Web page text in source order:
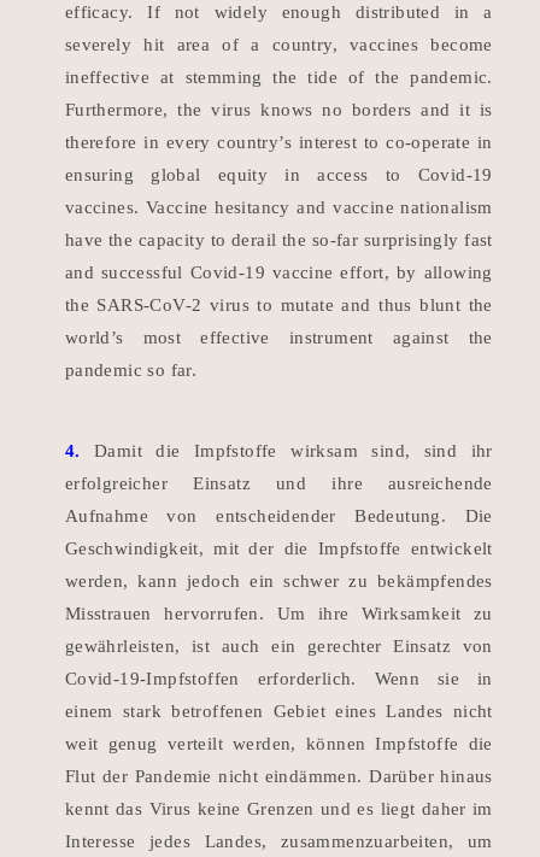
efficacy. If not widely enough distributed in a
severely hit area of a country, vaccines become
ineffective at stemming the tide of the pandemic.
Furthermore, the virus knows no borders and it is
therefore in every country’s interest to co-operate in
ensuring global equity in access to Covid-19
vaccines. Vaccine hesitancy and vaccine nationalism
have the capacity to derail the so-far surprisingly fast
and successful Covid-19 vaccine effort, by allowing
the SARS-CoV-2 virus to mutate and thus blunt the
world’s most effective instrument against the
pandemic so far.
4.
Damit die Impfstoffe wirksam sind, sind ihr
erfolgreicher Einsatz und ihre ausreichende
Aufnahme von entscheidender Bedeutung.
Die
Geschwindigkeit, mit der die Impfstoffe entwickelt
werden, kann jedoch ein schwer zu bekämpfendes
Misstrauen hervorrufen.
Um ihre Wirksamkeit zu
gewährleisten, ist auch ein gerechter Einsatz von
Covid-19-Impfstoffen erforderlich.
Wenn sie in
einem stark betroffenen Gebiet eines Landes nicht
weit genug verteilt werden, können Impfstoffe die
Flut der Pandemie nicht eindämmen. Darüber hinaus
kennt das Virus keine Grenzen und es liegt daher im
Interesse jedes Landes, zusammenzuarbeiten, um